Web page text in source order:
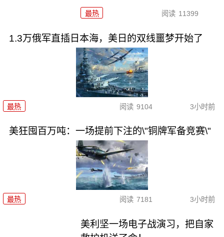
最热 阅读 11399
1.3万俄军直插日本海，美日的双线噩梦开始了
最热 阅读 9104 3小时前
美狂囤百万吨：一场提前下注的\"铜牌军备竞赛\"
最热 阅读 7181 3小时前
美利坚一场电子战演习，把自家